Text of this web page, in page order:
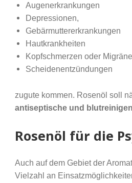
Augenerkrankungen
Depressionen,
Gebärmuttererkrankungen
Hautkrankheiten
Kopfschmerzen oder
Scheidenentzündungen
zugute kommen. Rosenöl soll
antiseptische und
Rosenöl für die
Auch auf dem Gebiet der
Vielzahl an